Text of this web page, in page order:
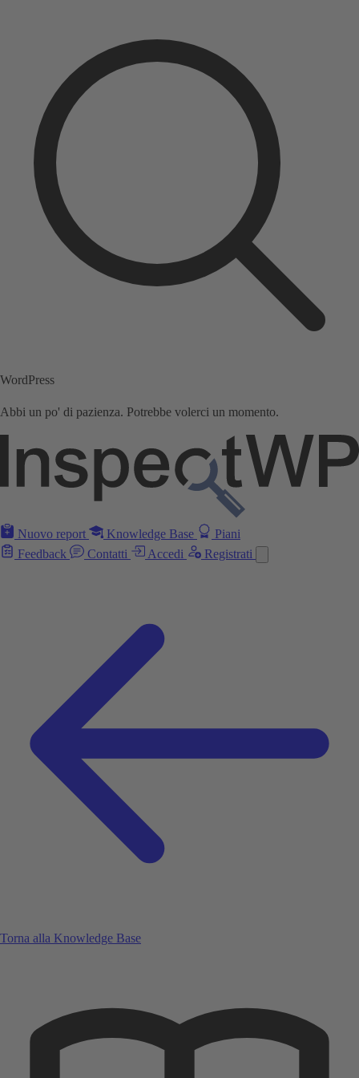
WordPress
Abbi un po' di pazienza. Potrebbe volerci un momento.
Nuovo report Knowledge Base
Piani
Feedback
Contatti Accedi Registrati
Torna alla Knowledge Base